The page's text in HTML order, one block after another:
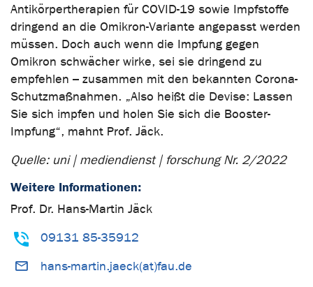
Antikörpertherapien für COVID-19 sowie Impfstoffe
dringend an die Omikron-Variante angepasst werden
müssen. Doch auch wenn die Impfung gegen
Omikron schwächer wirke, sei sie dringend zu
empfehlen – zusammen mit den bekannten Corona-
Schutzmaßnahmen. „Also heißt die Devise: Lassen
Sie sich impfen und holen Sie sich die Booster-
Impfung“, mahnt Prof. Jäck.
Quelle: uni | mediendienst | forschung Nr. 2/2022
Weitere Informationen:
Prof. Dr. Hans-Martin Jäck
09131 85-35912
hans-martin.jaeck(at)fau.de